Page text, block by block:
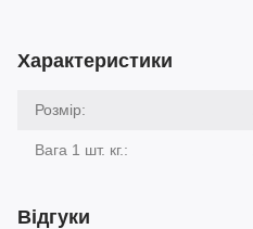
Характеристики
Розмір:
Вага 1 шт. кг.:
Відгуки